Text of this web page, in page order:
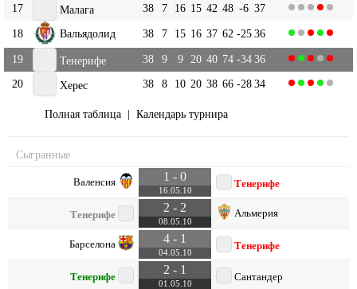
17
Малага 38 7 16 15 42 48 -6 37
18
Вальядолид 38 7 15 16 37 62 -25 36
19
Тенерифе 38 9 9 20 40 74 -34 36
20
Херес 38 8 10 20 38 66 -28 34
Полная таблица| Календарь турнира
Сыгранные
Валенсия 1 - 0
16.05.10
Тенерифе
Тенерифе
2 - 2
08.05.10
Альмерия
Барселона 4 - 1
04.05.10
Тенерифе
Тенерифе
2 - 1
01.05.10
Сантандер